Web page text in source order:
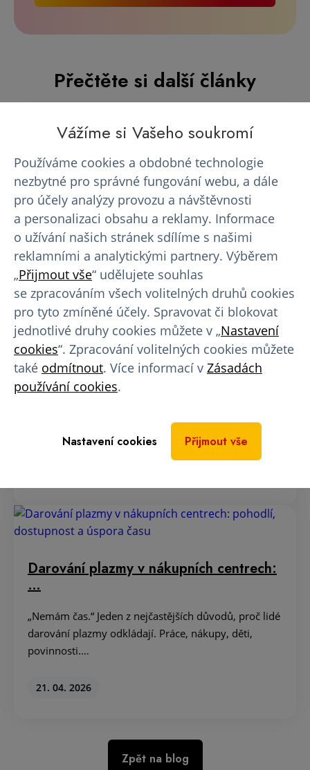
Přečtěte si další články
AKCE - Vyletni se s EUROPLASMOU
Vyrazte za svými letními zážitky s dobrým pocitem
a navíc i novými slunečními brýlemi!
17. 07. 2026
5 důvodů, proč se před prvním
odběrem…
u mnoha lidí nervozitu. Jehla, neznámé prostředí,
otázky typu…
Darování plazmy v nákupních centrech:
…
„Nemám čas.“ Jeden z nejčastějších důvodů, proč lidé
darování plazmy odkládají. Práce, nákupy, děti,
povinnosti.…
21. 04. 2026
Zpět na blog
Vážíme si Vašeho soukromí
Používáme cookies a obdobné technologie
nezbytné pro správné fungování webu, a dále
pro účely analýzy provozu a návštěvnosti
a personalizaci obsahu a reklamy. Informace
o užívání našich stránek sdílíme s našimi
reklamními a analytickými partnery. Výběrem
„Přijmout vše“ udělujete souhlas
se zpracováním všech volitelných druhů cookies
pro tyto zmíněné účely. Spravovat či blokovat
jednotlivé druhy cookies můžete v „Nastavení
cookies“. Zpracování volitelných cookies můžete
také odmítnout. Více informací v Zásadách
používání cookies.
Nastavení cookies Přijmout vše